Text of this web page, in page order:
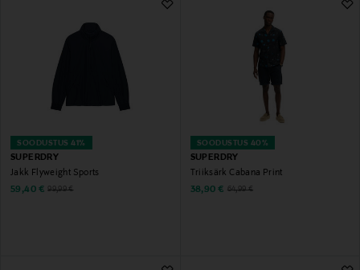
SOODUSTUS 41%
SUPERDRY
Jakk Flyweight Sports
Discounted Price
59,40 € Original Price
99,99 €
SOODUSTUS 40%
SUPERDRY
Triiksärk Cabana Print
Discounted Price
38,90 € Original Price
64,99 €